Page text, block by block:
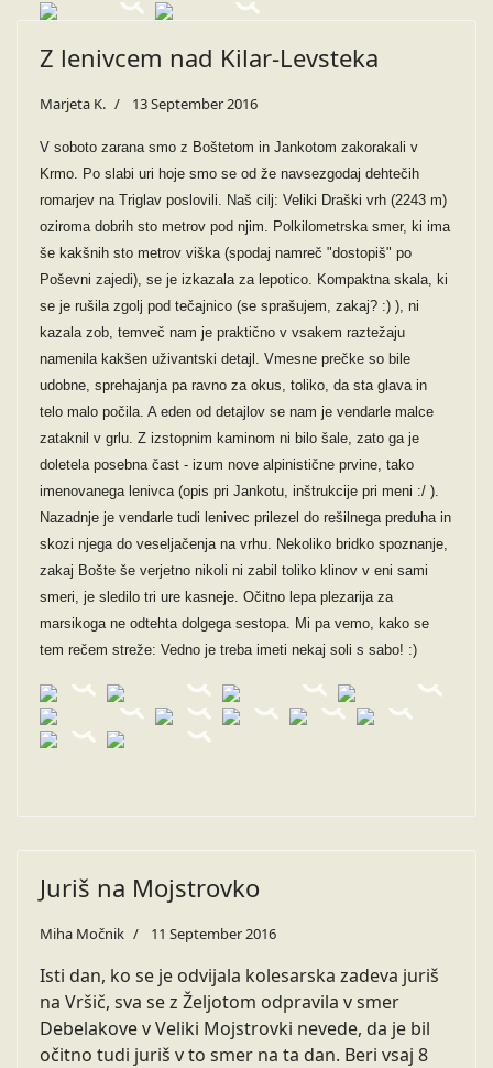
Z lenivcem nad Kilar-Levsteka
Marjeta K. 13 September 2016
V soboto zarana smo z Boštetom in Jankotom zakorakali v
Krmo. Po slabi uri hoje smo se od že navsezgodaj dehtečih
romarjev na Triglav poslovili. Naš cilj: Veliki Draški vrh (2243 m)
oziroma dobrih sto metrov pod njim. Polkilometrska smer, ki ima
še kakšnih sto metrov viška (spodaj namreč "dostopiš" po
Poševni zajedi), se je izkazala za lepotico. Kompaktna skala, ki
se je rušila zgolj pod tečajnico (se sprašujem, zakaj? :) ), ni
kazala zob, temveč nam je praktično v vsakem raztežaju
namenila kakšen uživantski detajl. Vmesne prečke so bile
udobne, sprehajanja pa ravno za okus, toliko, da sta glava in
telo malo počila. A eden od detajlov se nam je vendarle malce
zataknil v grlu. Z izstopnim kaminom ni bilo šale, zato ga je
doletela posebna čast - izum nove alpinistične prvine, tako
imenovanega lenivca (opis pri Jankotu, inštrukcije pri meni :/ ).
Nazadnje je vendarle tudi lenivec prilezel do rešilnega preduha in
skozi njega do veseljačenja na vrhu. Nekoliko bridko spoznanje,
zakaj Bošte še verjetno nikoli ni zabil toliko klinov v eni sami
smeri, je sledilo tri ure kasneje. Očitno lepa plezarija za
marsikoga ne odtehta dolgega sestopa. Mi pa vemo, kako se
tem rečem streže: Vedno je treba imeti nekaj soli s sabo! :)
Juriš na Mojstrovko
Miha Močnik 11 September 2016
Isti dan, ko se je odvijala kolesarska zadeva juriš
na Vršič, sva se z Željotom odpravila v smer
Debelakove v Veliki Mojstrovki nevede, da je bil
očitno tudi juriš v to smer na ta dan. Beri vsaj 8